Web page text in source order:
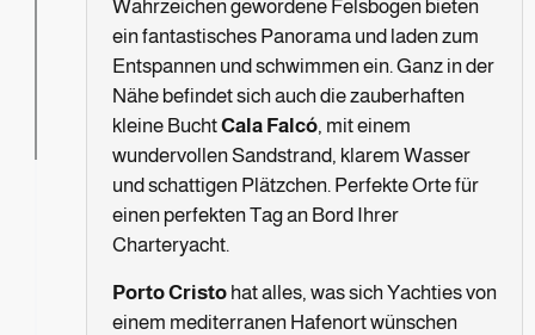
Wahrzeichen gewordene Felsbogen bieten
ein fantastisches Panorama und laden zum
Entspannen und schwimmen ein. Ganz in der
Nähe befindet sich auch die zauberhaften
kleine BuchtCala Falcó, mit einem
wundervollen Sandstrand, klarem Wasser
und schattigen Plätzchen. Perfekte Orte für
einen perfekten Tag an Bord Ihrer
Charteryacht.
Porto Cristo hat alles, was sich Yachties von
einem mediterranen Hafenort wünschen